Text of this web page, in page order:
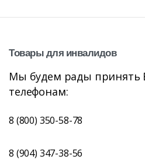
Товарыдля инвалидов
Мы будем рады принять
телефонам:
8 (800) 350-58-78
8 (904) 347-38-56